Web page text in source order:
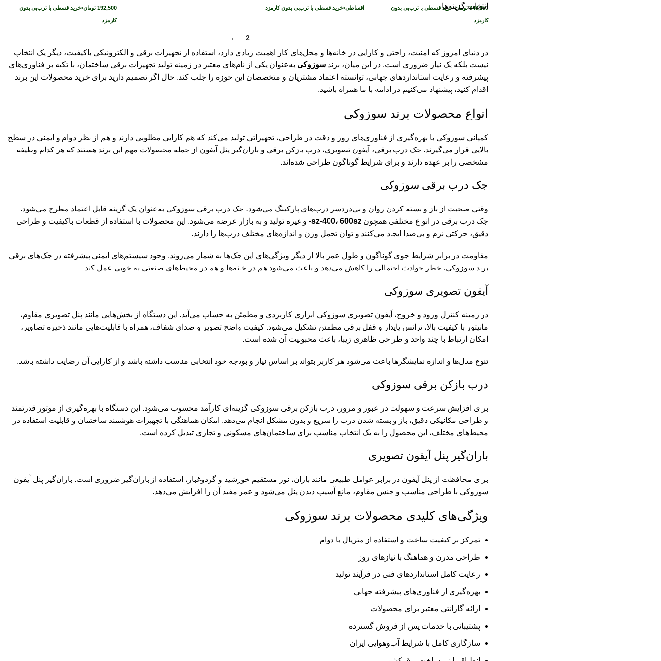
348,250 تومان•خرید قسطی با ترب‌پی بدون
کارمزد
انتخاب گزینه‌ها
اقساطی•خرید قسطی با ترب‌پی بدون کارمزد 192,500 تومان•خرید قسطی با ترب‌پی بدون
کارمزد
2
→
در دنیای امروز که امنیت، راحتی و کارایی در خانه‌ها و محل‌های کار اهمیت زیادی دارد، استفاده از تجهیزات برقی و الکترونیکی باکیفیت، دیگر یک انتخاب
نیست بلکه یک نیاز ضروری است. در این میان، برند سوزوکی به‌عنوان یکی از نام‌های معتبر در زمینه تولید تجهیزات برقی ساختمان، با تکیه بر فناوری‌های
پیشرفته و رعایت استاندارد‌های جهانی، توانسته اعتماد مشتریان و متخصصان این حوزه را جلب کند. حال اگر تصمیم دارید برای خرید محصولات این برند
اقدام کنید، پیشنهاد می‌کنیم در ادامه با ما همراه باشید.
انواع محصولات برند سوزوکی
کمپانی سوزوکی با بهره‌گیری از فناوری‌های روز و دقت در طراحی، تجهیزاتی تولید می‌کند که هم کارایی مطلوبی دارند و هم از نظر دوام و ایمنی در سطح
بالایی قرار می‌گیرند. جک درب برقی، آیفون تصویری، درب بازکن برقی و باران‌گیر پنل آیفون از جمله محصولات مهم این برند هستند که هر کدام وظیفه
مشخصی را بر عهده دارند و برای شرایط گوناگون طراحی شده‌اند.
جک درب برقی سوزوکی
وقتی صحبت از باز و بسته کردن روان و بی‌دردسر درب‌های پارکینگ می‌شود، جک درب برقی سوزوکی به‌عنوان یک گزینه قابل اعتماد مطرح می‌شود.
جک درب برقی در انواع مختلفی همچون sz-400، 600sz- و غیره تولید و به بازار عرضه می‌شود. این محصولات با استفاده از قطعات باکیفیت و طراحی
دقیق، حرکتی نرم و بی‌صدا ایجاد می‌کنند و توان تحمل وزن و اندازه‌های مختلف درب‌ها را دارند.
مقاومت در برابر شرایط جوی گوناگون و طول عمر بالا از دیگر ویژگی‌های این جک‌ها به شمار می‌روند. وجود سیستم‌های ایمنی پیشرفته در جک‌های برقی
برند سوزوکی، خطر حوادث احتمالی را کاهش می‌دهد و باعث می‌شود هم در خانه‌ها و هم در محیط‌های صنعتی به خوبی عمل کند.
آیفون تصویری سوزوکی
در زمینه کنترل ورود و خروج، آیفون تصویری سوزوکی ابزاری کاربردی و مطمئن به حساب می‌آید. این دستگاه از بخش‌هایی مانند پنل تصویری مقاوم،
مانیتور با کیفیت بالا، ترانس پایدار و قفل برقی مطمئن تشکیل می‌شود. کیفیت واضح تصویر و صدای شفاف، همراه با قابلیت‌هایی مانند ذخیره تصاویر،
امکان ارتباط با چند واحد و طراحی ظاهری زیبا، باعث محبوبیت آن شده است.
تنوع مدل‌ها و اندازه نمایشگرها باعث می‌شود هر کاربر بتواند بر اساس نیاز و بودجه خود انتخابی مناسب داشته باشد و از کارایی آن رضایت داشته باشد.
درب بازکن برقی سوزوکی
برای افزایش سرعت و سهولت در عبور و مرور، درب بازکن برقی سوزوکی گزینه‌ای کارآمد محسوب می‌شود. این دستگاه با بهره‌گیری از موتور قدرتمند
و طراحی مکانیکی دقیق، باز و بسته شدن درب را سریع و بدون مشکل انجام می‌دهد. امکان هماهنگی با تجهیزات هوشمند ساختمان و قابلیت استفاده در
محیط‌های مختلف، این محصول را به یک انتخاب مناسب برای ساختمان‌های مسکونی و تجاری تبدیل کرده است.
باران‌گیر پنل آیفون تصویری
برای محافظت از پنل آیفون در برابر عوامل طبیعی مانند باران، نور مستقیم خورشید و گردوغبار، استفاده از باران‌گیر ضروری است. باران‌گیر پنل آیفون
سوزوکی با طراحی مناسب و جنس مقاوم، مانع آسیب دیدن پنل می‌شود و عمر مفید آن را افزایش می‌دهد.
ویژگی‌های کلیدی محصولات برند سوزوکی
تمرکز بر کیفیت ساخت و استفاده از متریال با دوام
طراحی مدرن و هماهنگ با نیازهای روز
رعایت کامل استانداردهای فنی در فرآیند تولید
بهره‌گیری از فناوری‌های پیشرفته جهانی
ارائه گارانتی معتبر برای محصولات
پشتیبانی با خدمات پس از فروش گسترده
سازگاری کامل با شرایط آب‌وهوایی ایران